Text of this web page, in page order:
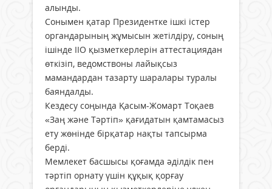
алынды.
Сонымен қатар Президентке ішкі істер
органдарының жұмысын жетілдіру, соның
ішінде ІІО қызметкерлерін аттестациядан
өткізіп, ведомствоны лайықсыз
мамандардан тазарту шаралары туралы
баяндалды.
Кездесу соңында Қасым-Жомарт Тоқаев
«Заң және Тәртіп» қағидатын қамтамасыз
ету жөнінде бірқатар нақты тапсырма
берді.
Мемлекет басшысы қоғамда әділдік пен
тәртіп орнату үшін құқық қорғау